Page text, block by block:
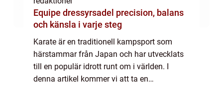
Equipe dressyrsadel precision, balans
och känsla i varje steg
Karate är en traditionell kampsport som
härstammar från Japan och har utvecklats
till en populär idrott runt om i världen. I
denna artikel kommer vi att ta en